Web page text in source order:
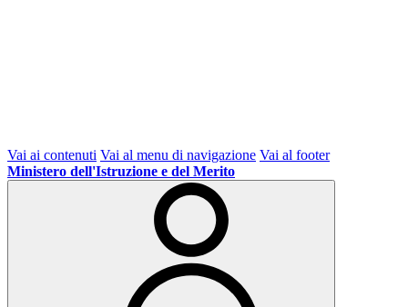
Vai ai contenuti Vai al menu di navigazione Vai al footer
Ministero dell'Istruzione e del Merito